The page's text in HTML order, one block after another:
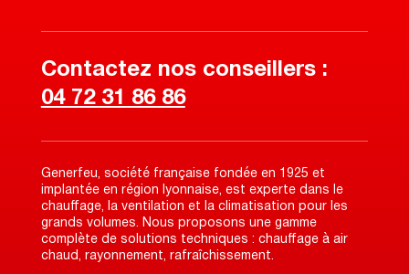
Contactez nos conseillers :
04 72 31 86 86
Generfeu, société française fondée en 1925 et
implantée en région lyonnaise, est experte dans le
chauffage, la ventilation et la climatisation pour les
grands volumes. Nous proposons une gamme
complète de solutions techniques : chauffage à air
chaud, rayonnement, rafraîchissement.